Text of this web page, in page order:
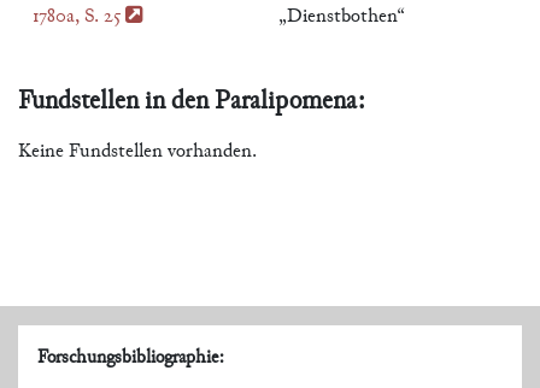
1780a, S. 25
„Dienstbothen“
Fundstellen in den Paralipomena:
Keine Fundstellen vorhanden.
Forschungsbibliographie: